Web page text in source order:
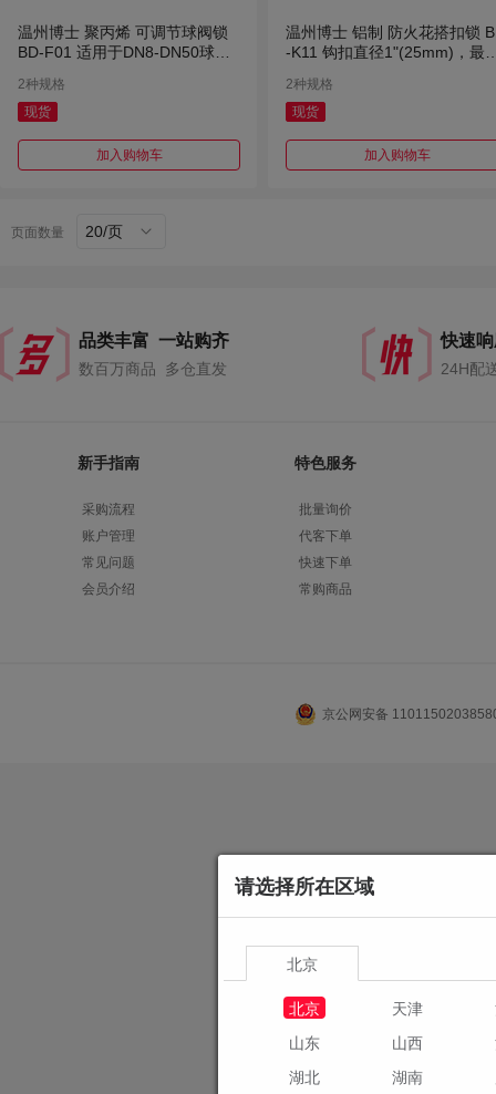
温州博士 聚丙烯 可调节球阀锁
BD-F01 适用于DN8-DN50球阀
2种规格
现货
加入购物车
温州博士 铝制 防火花搭扣锁
-K11 钩扣直径1"(25mm)，最
2种规格
现货
加入购物车
页面数量 20/页
品类丰富 一站购齐
数百万商品 多仓直发
快速
24H配
新手指南
采购流程
账户管理
常见问题
会员介绍
特色服务
批量询价
代客下单
快速下单
常购商品
京公网安备
请选择所在区域
北京
北京
天津
山东
山西
湖北
湖南